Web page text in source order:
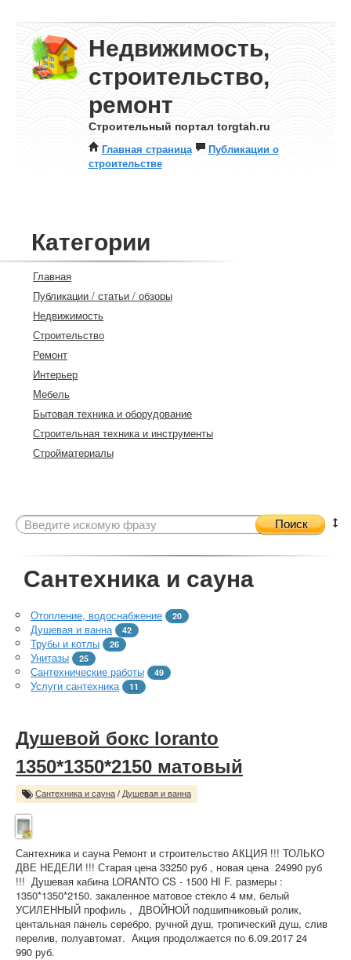
Недвижимость,
строительство,
ремонт
Строительный портал torgtah.ru
Главная страница
Публикации о
строительстве
Категории
Главная
Публикации / статьи / обзоры
Недвижимость
Строительство
Ремонт
Интерьер
Мебель
Бытовая техника и оборудование
Строительная техника и инструменты
Стройматериалы
Поиск
Сантехника и сауна
Отопление, водоснабжение 20
Душевая и ванна 42
Трубы и котлы 26
Унитазы 25
Сантехнические работы 49
Услуги сантехника 11
Душевой бокс loranto
1350*1350*2150 матовый
Сантехника и сауна / Душевая и ванна
Сантехника и сауна Ремонт и строительство АКЦИЯ !!! ТОЛЬКО
ДВЕ НЕДЕЛИ !!! Старая цена 33250 руб , новая цена 24990 руб
!!! Душевая кабина LORANTO CS - 1500 НI F. размеры :
1350*1350*2150. закаленное матовое стекло 4 мм, белый
УСИЛЕННЫЙ профиль , ДВОЙНОЙ подшипниковый ролик,
центальная панель серебро, ручной душ, тропический душ, слив
перелив, полуавтомат. Акция продолжается по 6.09.2017 24
990 руб.